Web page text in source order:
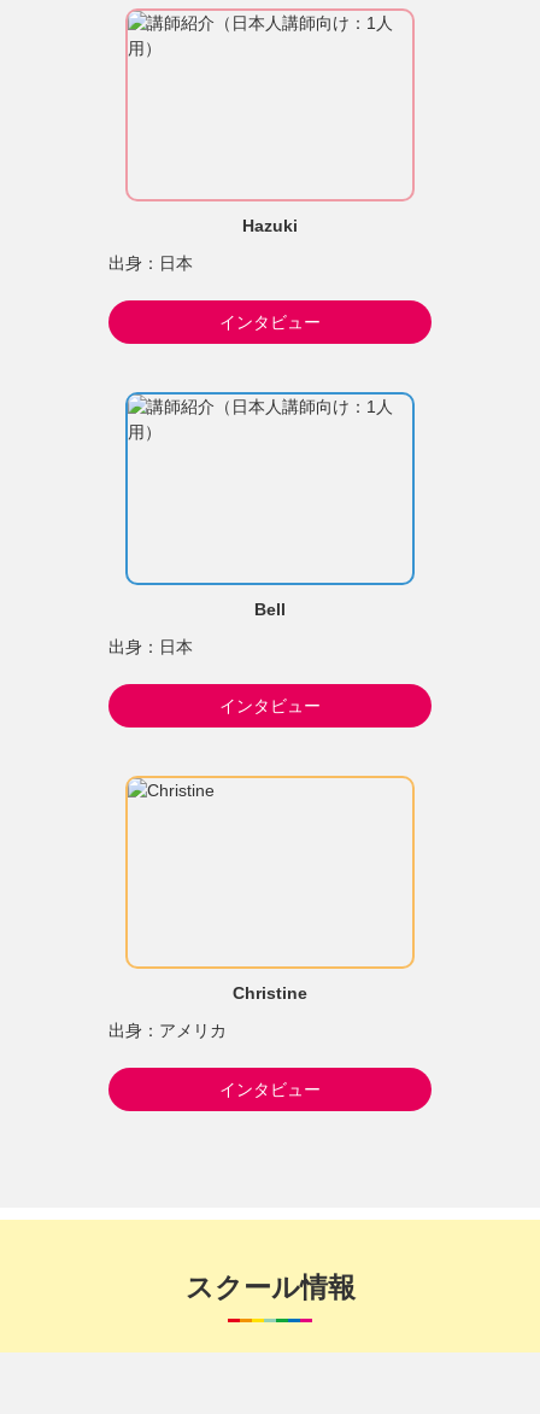
Hazuki
出身：日本
インタビュー
Bell
出身：日本
インタビュー
Christine
出身：アメリカ
インタビュー
スクール情報